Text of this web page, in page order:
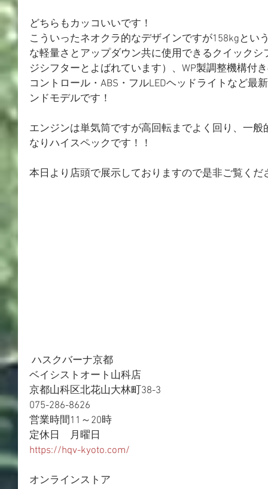
どちらもカッコいいです！
こういったネオクラ的なデザインですが158kgとい
な軽量さとアップダウン共に使用できるクイック
ジシフターとよばれています）、WP製調整機構付
コントロール・ABS・フルLEDヘッドライトなど最
ンドモデルです！
エンジンは単気筒ですが高回転までよく回り、一
なりハイスペックです！！
本日より店頭で展示しておりますので是非ご覧くだ
ハスクバーナ京都
ベイシストオート山科店
京都山科区北花山大林町38-3
075-286-8626
営業時間11～20時
定休日　月曜日
https://hqv-kyoto.com/
オンラインストア